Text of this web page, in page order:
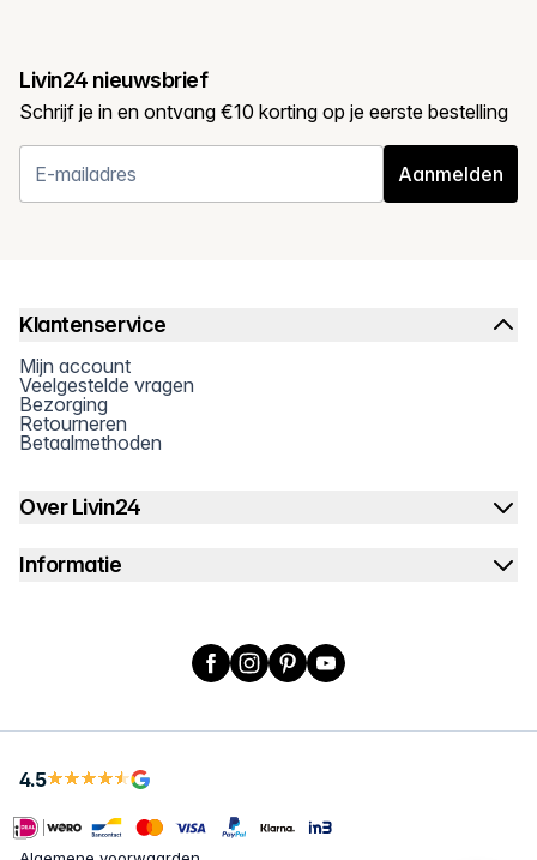
Livin24 nieuwsbrief
Schrijf je in en ontvang €10 korting op je eerste bestelling
Aanmelden
Klantenservice
Mijn account
Veelgestelde vragen
Bezorging
Retourneren
Betaalmethoden
Over Livin24
Informatie
Facebook
Instagram
PinterestYouTube
4.5